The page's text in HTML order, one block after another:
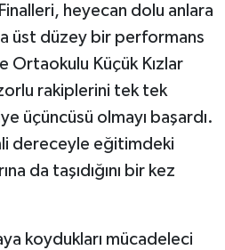
heyecan dolu anlara
üst düzey bir performans
Ortaokulu Küçük Kızlar
rakiplerini tek tek
üçüncüsü olmayı başardı.
dereceyle eğitimdeki
da taşıdığını bir kez
koydukları mücadeleci